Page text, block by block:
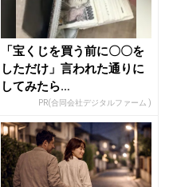
「宝くじを買う前に〇〇を
しただけ」言われた通りに
してみたら…
PR(合同会社デジタルファーム )